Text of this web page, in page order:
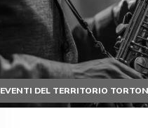
EVENTI DEL TERRITORIO